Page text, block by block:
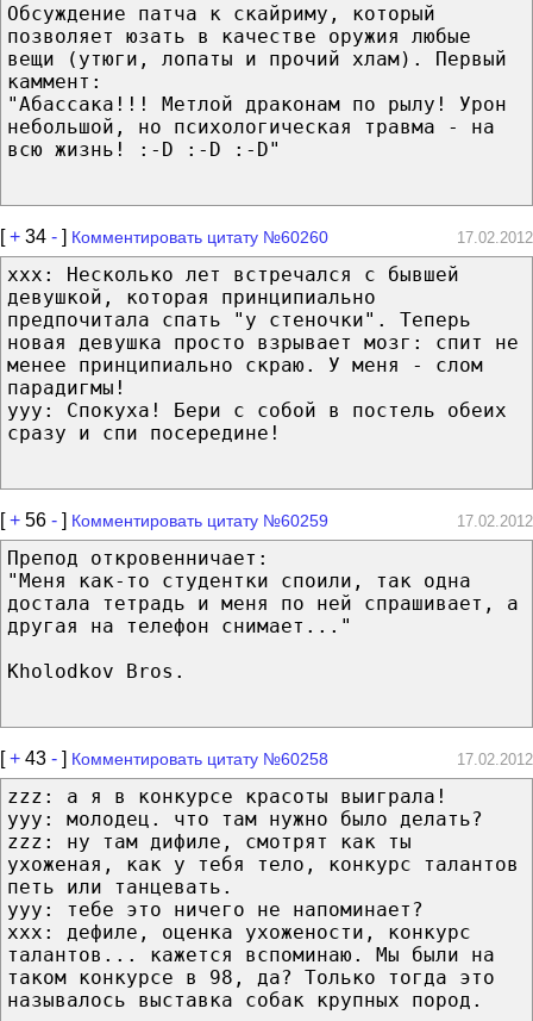
Обсуждение патча к скайриму, который
позволяет юзать в качестве оружия любые
вещи (утюги, лопаты и прочий хлам). Первый
каммент:
"Абассака!!! Метлой драконам по рылу! Урон
небольшой, но психологическая травма - на
всю жизнь! :-D :-D :-D"
[+ 34 - ] Комментировать цитату №60260 17.02.2012
xxx: Несколько лет встречался с бывшей
девушкой, которая принципиально
предпочитала спать "у стеночки". Теперь
новая девушка просто взрывает мозг: спит не
менее принципиально скраю. У меня - слом
парадигмы!
yyy: Спокуха! Бери с собой в постель обеих
сразу и спи посередине!
[+ 56 - ] Комментировать цитату №60259 17.02.2012
Препод откровенничает:
"Меня как-то студентки споили, так одна
достала тетрадь и меня по ней спрашивает, а
другая на телефон снимает..."
Kholodkov Bros.
[+ 43 - ] Комментировать цитату №60258 17.02.2012
zzz: а я в конкурсе красоты выиграла!
ууу: молодец. что там нужно было делать?
zzz: ну там дифиле, смотрят как ты
ухоженая, как у тебя тело, конкурс талантов
петь или танцевать.
ууу: тебе это ничего не напоминает?
ххх: дефиле, оценка ухожености, конкурс
талантов... кажется вспоминаю. Мы были на
таком конкурсе в 98, да? Только тогда это
называлось выставка собак крупных пород.